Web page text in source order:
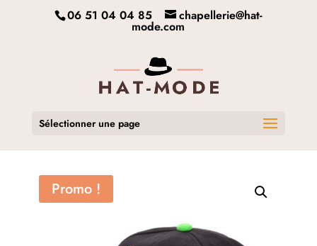
06 51 04 04 85 chapellerie@hat-
mode.com
Sélectionner une page
Promo !